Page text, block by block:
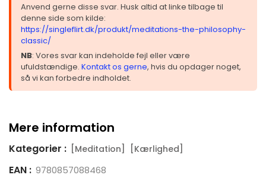
Anvend gerne disse svar. Husk altid at linke tilbage til
denne side som kilde:
https://singleflirt.dk/produkt/meditations-the-philosophy-
classic/
NB: Vores svar kan indeholde fejl eller være
ufuldstændige. Kontakt os gerne, hvis du opdager noget,
så vi kan forbedre indholdet.
Mere information
Kategorier : [Meditation] [Kærlighed]
EAN : 9780857088468